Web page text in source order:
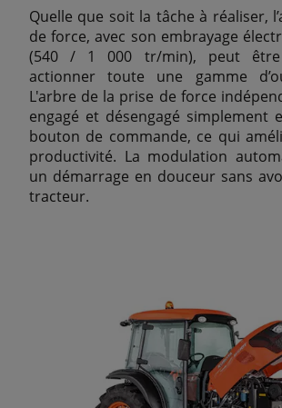
Quelle que soit la tâche à réaliser,
de force, avec son embrayage
(540 / 1 000 tr/min), peut
actionner toute une gamme
L'arbre de la prise de force
engagé et désengagé simplement
bouton de commande, ce qui
productivité. La modulation
un démarrage en douceur sans
tracteur.